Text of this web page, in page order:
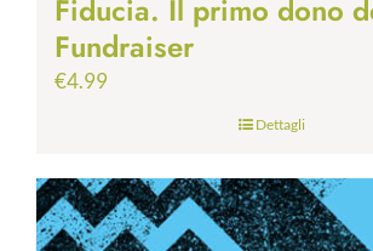
Fiducia. Il primo dono
Fundraiser
€4.99
Dettagli